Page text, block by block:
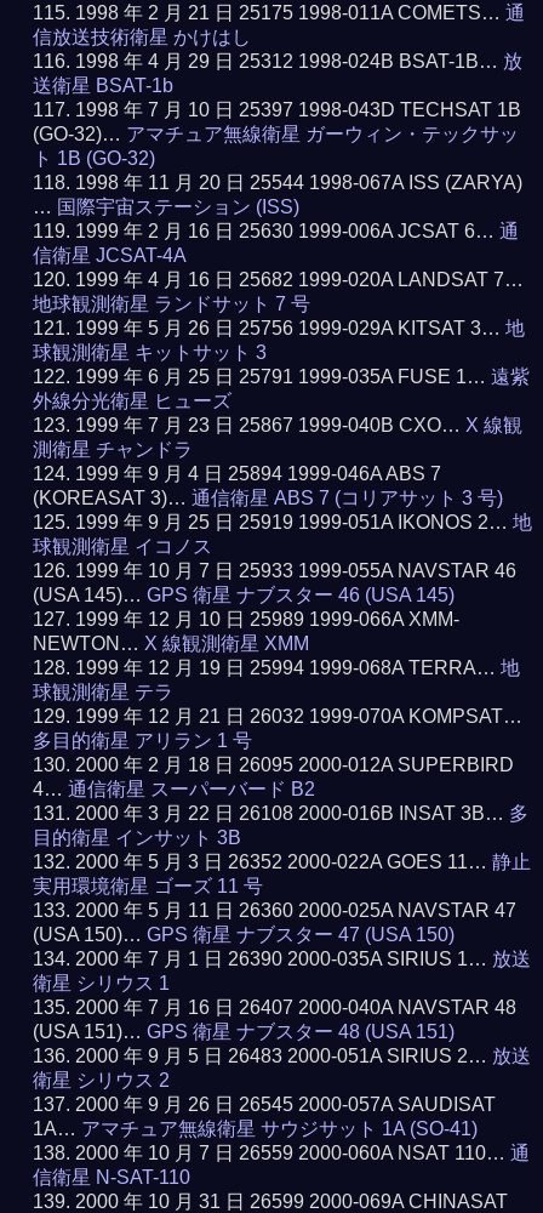
1998 年 2 月 21 日 25175 1998-011A COMETS…通
信放送技術衛星 かけはし
1998 年 4 月 29 日 25312 1998-024B BSAT-1B… 放
送衛星 BSAT-1b
1998 年 7 月 10 日 25397 1998-043D TECHSAT 1B
(GO-32)… アマチュア無線衛星 ガーウィン・テックサッ
ト 1B (GO-32)
1998 年 11 月 20 日 25544 1998-067A ISS (ZARYA)
… 国際宇宙ステーション (ISS)
1999 年 2 月 16 日 25630 1999-006A JCSAT 6…通
信衛星 JCSAT-4A
1999 年 4 月 16 日 25682 1999-020A LANDSAT 7…
地球観測衛星 ランドサット 7 号
1999 年 5 月 26 日 25756 1999-029A KITSAT 3…地
球観測衛星 キットサット 3
1999 年 6 月 25 日 25791 1999-035A FUSE 1…遠紫
外線分光衛星 ヒューズ
1999 年 7 月 23 日 25867 1999-040B CXO… X 線観
測衛星 チャンドラ
1999 年 9 月 4 日 25894 1999-046A ABS 7
(KOREASAT 3)…通信衛星 ABS 7 (コリアサット 3 号)
1999 年 9 月 25 日 25919 1999-051A IKONOS 2…地
球観測衛星 イコノス
1999 年 10 月 7 日 25933 1999-055A NAVSTAR 46
(USA 145)…GPS 衛星 ナブスター 46 (USA 145)
1999 年 12 月 10 日 25989 1999-066A XMM-
NEWTON… X 線観測衛星 XMM
1999 年 12 月 19 日 25994 1999-068A TERRA…地
球観測衛星 テラ
1999 年 12 月 21 日 26032 1999-070A KOMPSAT…
多目的衛星 アリラン 1 号
2000 年 2 月 18 日 26095 2000-012A SUPERBIRD
4…通信衛星 スーパーバード B2
2000 年 3 月 22 日 26108 2000-016B INSAT 3B… 多
目的衛星 インサット 3B
2000 年 5 月 3 日 26352 2000-022A GOES 11…静止
実用環境衛星 ゴーズ 11 号
2000 年 5 月 11 日 26360 2000-025A NAVSTAR 47
(USA 150)…GPS 衛星 ナブスター 47 (USA 150)
2000 年 7 月 1 日 26390 2000-035A SIRIUS 1… 放送
衛星 シリウス 1
2000 年 7 月 16 日 26407 2000-040A NAVSTAR 48
(USA 151)…GPS 衛星 ナブスター 48 (USA 151)
2000 年 9 月 5 日 26483 2000-051A SIRIUS 2… 放送
衛星 シリウス 2
2000 年 9 月 26 日 26545 2000-057A SAUDISAT
1A… アマチュア無線衛星 サウジサット 1A (SO-41)
2000 年 10 月 7 日 26559 2000-060A NSAT 110…通
信衛星 N-SAT-110
2000 年 10 月 31 日 26599 2000-069A CHINASAT